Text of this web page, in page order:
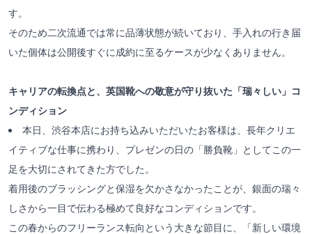
す。
そのため二次流通では常に品薄状態が続いており、手入れの行き届
いた個体は公開後すぐに成約に至るケースが少なくありません。
キャリアの転換点と、英国靴への敬意が守り抜いた「瑞々しい」コ
ンディション
本日、渋谷本店にお持ち込みいただいたお客様は、長年クリエ
イティブな仕事に携わり、プレゼンの日の「勝負靴」としてこの一
足を大切にされてきた方でした。
着用後のブラッシングと保湿を欠かさなかったことが、銀面の瑞々
しさから一目で伝わる極めて良好なコンディションです。
この春からのフリーランス転向という大きな節目に、「新しい環境